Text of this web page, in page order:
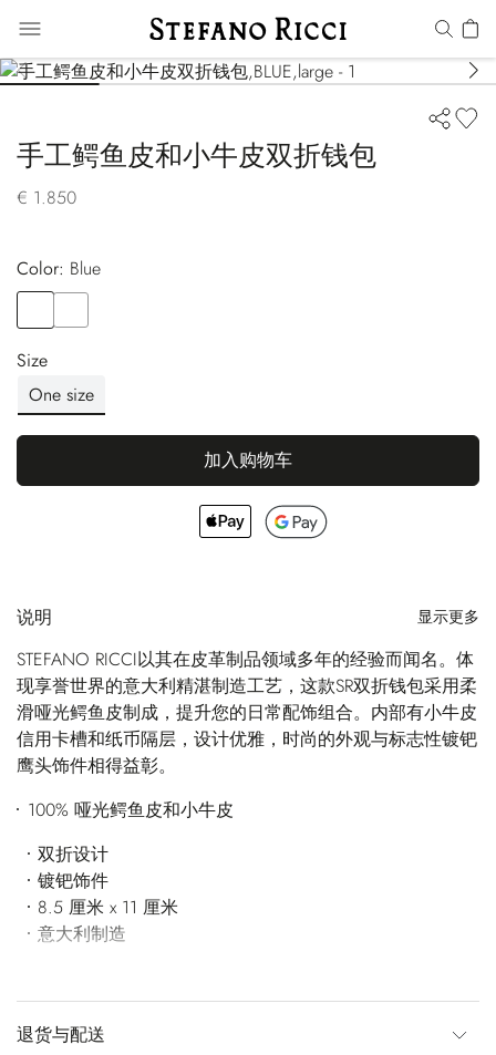
手工鳄鱼皮和小牛皮双折钱包
€ 1.850
Color:
blue
Size
One size
加入购物车
说明 显示更多
STEFANO RICCI以其在皮革制品领域多年的经验而闻名。体
现享誉世界的意大利精湛制造工艺，这款SR双折钱包采用柔
滑哑光鳄鱼皮制成，提升您的日常配饰组合。内部有小牛皮
信用卡槽和纸币隔层，设计优雅，时尚的外观与标志性镀钯
鹰头饰件相得益彰。
100% 哑光鳄鱼皮和小牛皮
双折设计
镀钯饰件
8.5 厘米 x 11 厘米
意大利制造
退货与配送